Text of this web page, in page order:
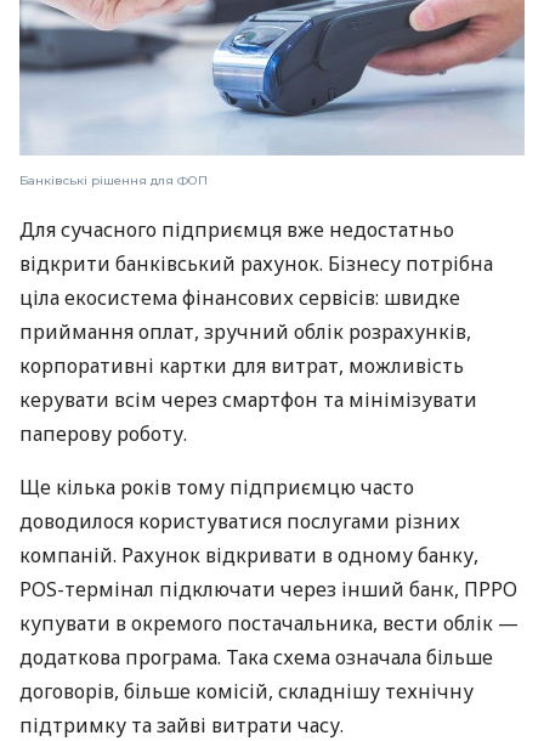
Банківські рішення для ФОП
Для сучасного підприємця вже недостатньо
відкрити банківський рахунок. Бізнесу потрібна
ціла екосистема фінансових сервісів: швидке
приймання оплат, зручний облік розрахунків,
корпоративні картки для витрат, можливість
керувати всім через смартфон та мінімізувати
паперову роботу.
Ще кілька років тому підприємцю часто
доводилося користуватися послугами різних
компаній. Рахунок відкривати в одному банку,
POS-термінал підключати через інший банк, ПРРО
купувати в окремого постачальника, вести облік —
додаткова програма. Така схема означала більше
договорів, більше комісій, складнішу технічну
підтримку та зайві витрати часу.